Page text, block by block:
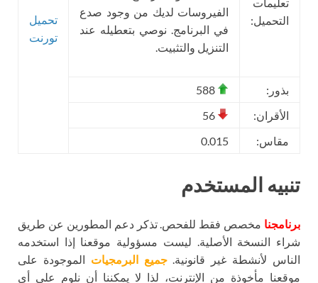
تحميل
تورنت
التحميل:
الفيروسات لديك من وجود صدع
في البرنامج. نوصي بتعطيله عند
التنزيل والتثبيت.
بذور:
الأقران:
مقاس:
0.015
تنبيه المستخدم
برنامجنا مخصص فقط للفحص. تذكر دعم المطورين عن طريق
شراء النسخة الأصلية. ليست مسؤولية موقعنا إذا استخدمه
الناس لأنشطة غير قانونية.جميع البرمجيات الموجودة على
موقعنا مأخوذة من الإنترنت، لذا لا يمكننا أن نلوم على أي